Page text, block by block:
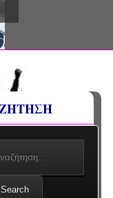
ΤΟ
Search